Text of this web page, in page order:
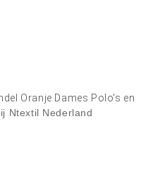
Oranje Dames Polo's en
Ntextil Nederland